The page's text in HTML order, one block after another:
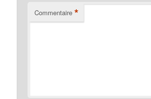
Commentaire *